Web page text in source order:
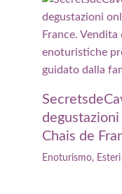
Chais de
Enoturismo,